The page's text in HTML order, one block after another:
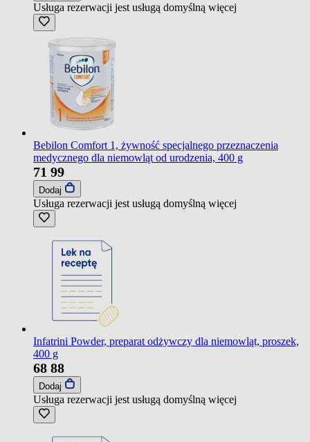
Usługa rezerwacji jest usługą domyślną więcej
Bebilon Comfort 1, żywność specjalnego przeznaczenia
medycznego dla niemowląt od urodzenia, 400 g
71 99
Dodaj
Usługa rezerwacji jest usługą domyślną więcej
Infatrini Powder, preparat odżywczy dla niemowląt, proszek,
400 g
68 88
Dodaj
Usługa rezerwacji jest usługą domyślną więcej